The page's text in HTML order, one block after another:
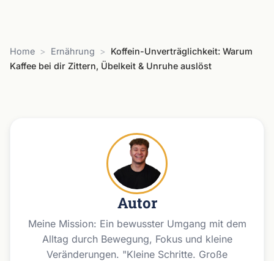
Home > Ernährung >
Koffein-Unverträglichkeit: Warum
Kaffee bei dir Zittern, Übelkeit & Unruhe auslöst
Autor
Meine Mission: Ein bewusster Umgang mit dem
Alltag durch Bewegung, Fokus und kleine
Veränderungen. "Kleine Schritte. Große